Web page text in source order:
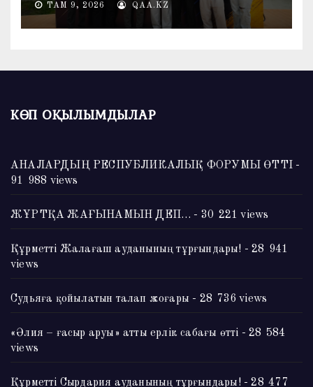
ТАМ 9, 2026 QAA.KZ
КӨП ОҚЫЛЫМДЫЛАР
АНАЛАРДЫҢ РЕСПУБЛИКАЛЫҚ ФОРУМЫ ӨТТІ -
91 988 views
ЖҰРТҚА ЖАҒЫНАМЫН ДЕП… - 30 221 views
Құрметті Жалағаш ауданының тұрғындары! - 28 941
views
Судьяға қойылатын талап жоғары - 28 736 views
«Әлия – ғасыр аруы» атты ерлік сабағы өтті - 28 584
views
Құрметті Сырдария ауданының тұрғындары!- 28 477